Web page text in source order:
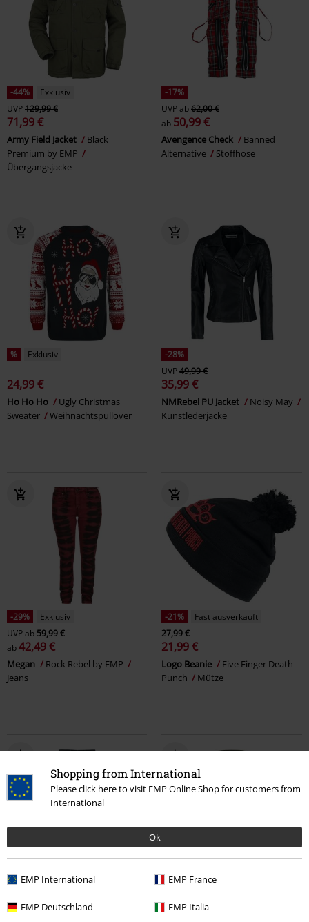
Shopping from International
Please click here to visit EMP Online Shop for customers from
International
Ok
EMP International EMP France
EMP Deutschland EMP Italia
-44%
Exklusiv
UVP129,99 €
71,99 €
Army Field Jacket
Black
Premium by EMP
Übergangsjacke
-17%
UVPab62,00 €
ab 50,99 €
Avengence Check
Banned
Alternative
Stoffhose
% Exklusiv
24,99 €
Ho Ho Ho
Ugly Christmas
Sweater
Weihnachtspullover
-28%
UVP49,99 €
35,99 €
NMRebel PU Jacket
Noisy May
Kunstlederjacke
-29%
Exklusiv
UVPab59,99 €
ab42,49 €
Megan
Rock Rebel by EMP
Jeans
-21%
Fast ausverkauft
27,99 €
21,99 €
Logo Beanie
Five Finger Death
Punch
Mütze
-29%
Exklusiv
42,49 €
%
47,99 €